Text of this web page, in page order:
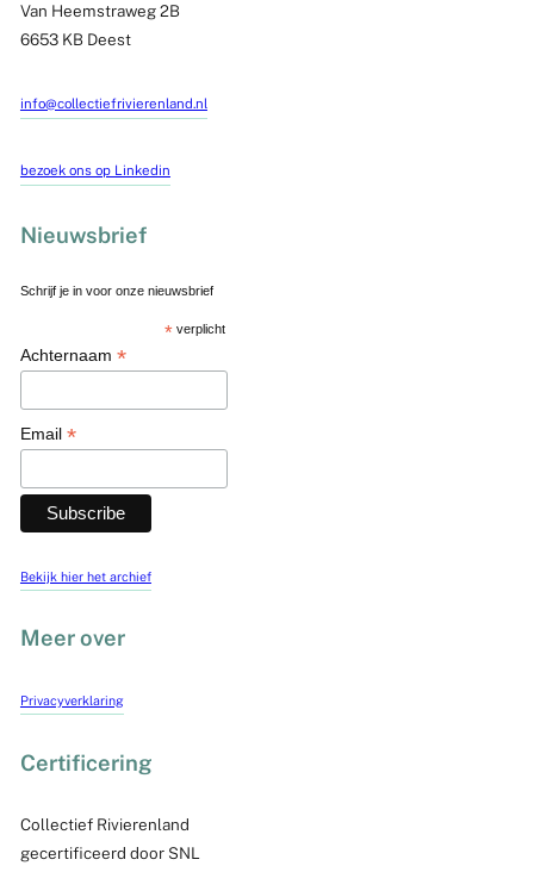
Van Heemstraweg 2B
6653 KB Deest
info@collectiefrivierenland.nl
bezoek ons op Linkedin
Nieuwsbrief
Schrijf je in voor onze nieuwsbrief
*verplicht
Achternaam *
Email *
Bekijk hier het archief
Meer over
Privacyverklaring
Certificering
Collectief Rivierenland
gecertificeerd door SNL